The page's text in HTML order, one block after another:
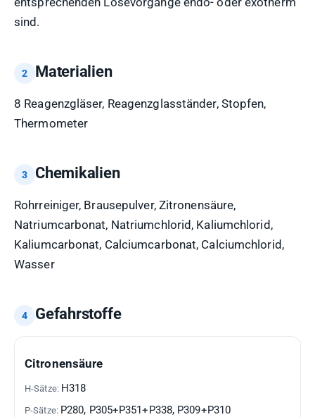
sind.
Materialien
8 Reagenzgläser, Reagenzglasständer, Stopfen,
Thermometer
Chemikalien
Rohrreiniger, Brausepulver, Zitronensäure,
Natriumcarbonat, Natriumchlorid, Kaliumchlorid,
Kaliumcarbonat, Calciumcarbonat, Calciumchlorid,
Wasser
Gefahrstoffe
GEFAHRSTOFF
Citronensäure
H318
P280, P305+P351+P338, P309+P310